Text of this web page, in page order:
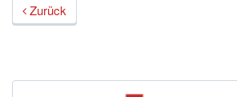
Zurück